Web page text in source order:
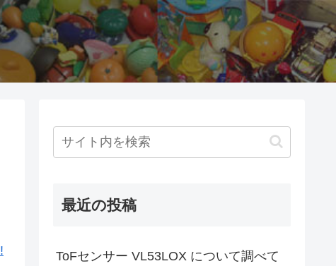
最近の投稿
ToFセンサー VL53LOX について調べて